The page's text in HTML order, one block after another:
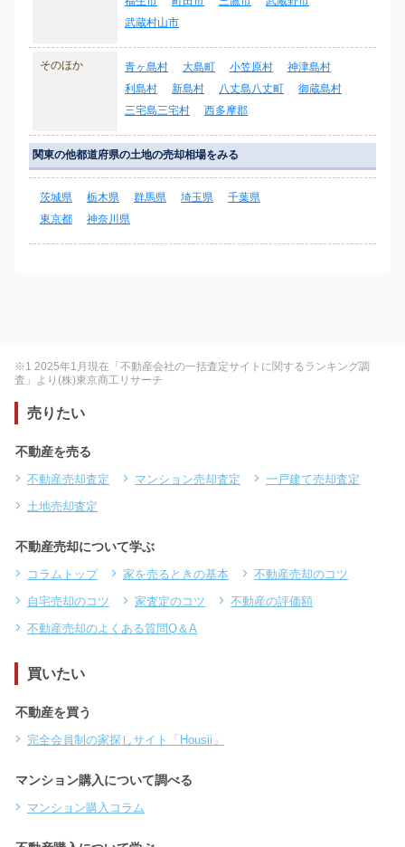
武蔵村山市
そのほか 青ヶ島村 大島町 小笠原村
神津島村
利島村
新島村 八丈島八丈町
御蔵島村
三宅島三宅村
西多摩郡
関東の他都道府県の土地の売却相場をみる
茨城県 栃木県 群馬県 埼玉県
千葉県
東京都
神奈川県
※1 2025年1月現在「不動産会社の一括査定サイトに関するランキング調
査」より(株)東京商工リサーチ
売りたい
不動産を売る
不動産売却査定 マンション売却査定
一戸建て売却査定
土地売却査定
不動産売却について学ぶ
コラムトップ 家を売るときの基本
不動産売却のコツ
自宅売却のコツ
家査定のコツ
不動産の評価額
不動産売却のよくある質問Q＆A
買いたい
不動産を買う
完全会員制の家探しサイト「Housii」
マンション購入について調べる
マンション購入コラム